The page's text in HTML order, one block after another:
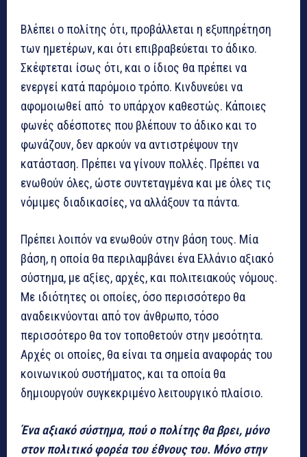
Βλέπει ο πολίτης ότι, προβάλλεται η εξυπηρέτηση
των ημετέρων, και ότι επιβραβεύεται το άδικο.
Σκέφτεται ίσως ότι, και ο ίδιος θα πρέπει να
ενεργεί κατά παρόμοιο τρόπο. Κινδυνεύει να
αφομοιωθεί από το υπάρχον καθεστώς. Κάποιες
φωνές αδέσποτες που βλέπουν το άδικο και το
φωνάζουν, δεν αρκούν να αντιστρέψουν την
κατάσταση. Πρέπει να γίνουν πολλές. Πρέπει να
ενωθούν όλες, ώστε συντεταγμένα και με όλες τις
νόμιμες διαδικασίες, να αλλάξουν τα πάντα.
Πρέπει λοιπόν να ενωθούν στην βάση τους. Μία
βάση, η οποία θα περιλαμβάνει ένα Ελλάνιο αξιακό
σύστημα, με αξίες, αρχές, και πολιτειακούς νόμους.
Με ιδιότητες οι οποίες, όσο περισσότερο θα
αναδεικνύονται από τον άνθρωπο, τόσο
περισσότερο θα τον τοποθετούν στην μεσότητα.
Αρχές οι οποίες, θα είναι τα σημεία αναφοράς του
κοινωνικού συστήματος, και τα οποία θα
δημιουργούν συγκεκριμένο λειτουργικό πλαίσιο.
Ένα αξιακό σύστημα, πού ο πολίτης θα βρει, μόνο
στον πολιτικό φορέα του έθνους του. Μόνο στην